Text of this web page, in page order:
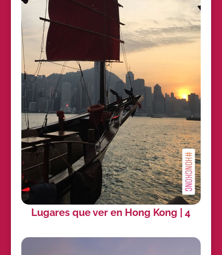
Lugares que ver en Hong Kong | 4